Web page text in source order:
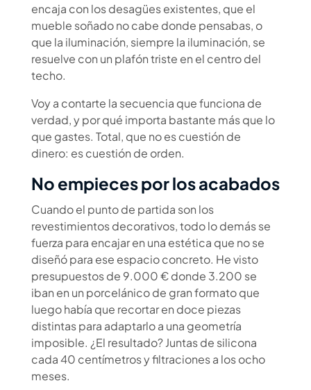
encaja con los desagües existentes, que el
mueble soñado no cabe donde pensabas, o
que la iluminación, siempre la iluminación, se
resuelve con un plafón triste en el centro del
techo.
Voy a contarte la secuencia que funciona de
verdad, y por qué importa bastante más que lo
que gastes. Total, que no es cuestión de
dinero: es cuestión de orden.
No empieces por los acabados
Cuando el punto de partida son los
revestimientos decorativos, todo lo demás se
fuerza para encajar en una estética que no se
diseñó para ese espacio concreto. He visto
presupuestos de 9.000 € donde 3.200 se
iban en un porcelánico de gran formato que
luego había que recortar en doce piezas
distintas para adaptarlo a una geometría
imposible. ¿El resultado? Juntas de silicona
cada 40 centímetros y filtraciones a los ocho
meses.